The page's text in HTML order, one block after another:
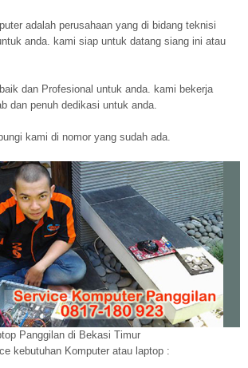
adalah perusahaan yang di bidang teknisi
anda. kami siap untuk datang siang ini atau
dan Profesional untuk anda. kami bekerja
dan penuh dedikasi untuk anda.
kami di nomor yang sudah ada.
Panggilan di Bekasi Timur
kebutuhan Komputer atau laptop :